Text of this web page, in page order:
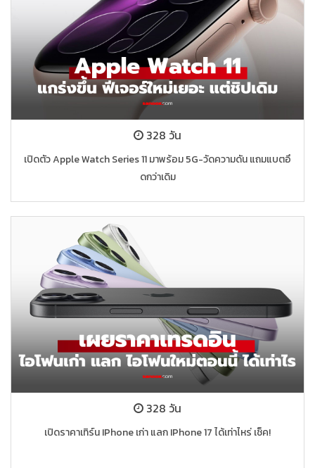
328 วัน
เปิดตัว Apple Watch Series 11 มาพร้อม 5G-วัดความดัน แถมแบตอึ
ดกว่าเดิม
328 วัน
เปิดราคาเทิร์น IPhone เก่า แลก IPhone 17 ได้เท่าไหร่ เช็ค!